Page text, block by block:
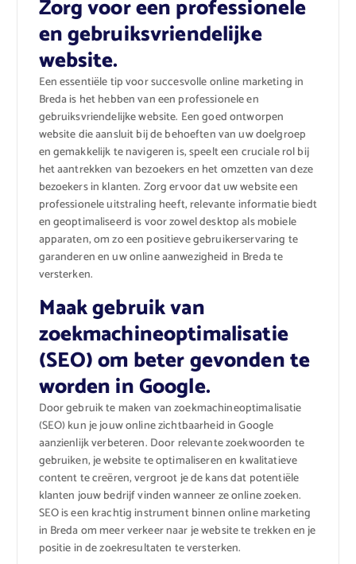
Zorg voor een professionele
en gebruiksvriendelijke
website.
Een essentiële tip voor succesvolle online marketing in
Breda is het hebben van een professionele en
gebruiksvriendelijke website. Een goed ontworpen
website die aansluit bij de behoeften van uw doelgroep
en gemakkelijk te navigeren is, speelt een cruciale rol bij
het aantrekken van bezoekers en het omzetten van deze
bezoekers in klanten. Zorg ervoor dat uw website een
professionele uitstraling heeft, relevante informatie biedt
en geoptimaliseerd is voor zowel desktop als mobiele
apparaten, om zo een positieve gebruikerservaring te
garanderen en uw online aanwezigheid in Breda te
versterken.
Maak gebruik van
zoekmachineoptimalisatie
(SEO) om beter gevonden te
worden in Google.
Door gebruik te maken van zoekmachineoptimalisatie
(SEO) kun je jouw online zichtbaarheid in Google
aanzienlijk verbeteren. Door relevante zoekwoorden te
gebruiken, je website te optimaliseren en kwalitatieve
content te creëren, vergroot je de kans dat potentiële
klanten jouw bedrijf vinden wanneer ze online zoeken.
SEO is een krachtig instrument binnen online marketing
in Breda om meer verkeer naar je website te trekken en je
positie in de zoekresultaten te versterken.